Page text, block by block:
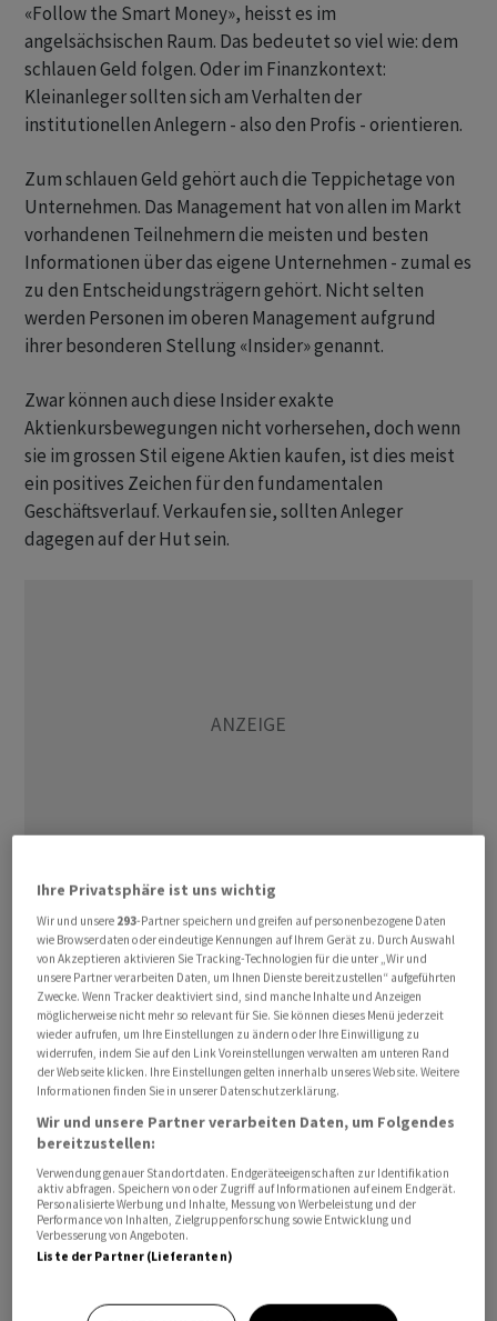
«Follow the Smart Money», heisst es im
angelsächsischen Raum. Das bedeutet so viel wie: dem
schlauen Geld folgen. Oder im Finanzkontext:
Kleinanleger sollten sich am Verhalten der
institutionellen Anlegern - also den Profis - orientieren.
Zum schlauen Geld gehört auch die Teppichetage von
Unternehmen. Das Management hat von allen im Markt
vorhandenen Teilnehmern die meisten und besten
Informationen über das eigene Unternehmen - zumal es
zu den Entscheidungsträgern gehört. Nicht selten
werden Personen im oberen Management aufgrund
ihrer besonderen Stellung «Insider» genannt.
Zwar können auch diese Insider exakte
Aktienkursbewegungen nicht vorhersehen, doch wenn
sie im grossen Stil eigene Aktien kaufen, ist dies meist
ein positives Zeichen für den fundamentalen
Geschäftsverlauf. Verkaufen sie, sollten Anleger
dagegen auf der Hut sein.
Swatch: Eine Geschichte zweier Extreme
Die meisten Aktien von börsenkotierten Unternehmen
in der Schweiz hat das Management vonSwatch
gekauft. Laut Angaben der SIX Exchange Regulation
(SER) betrug das Volumen der Nettokäufe - also Käufe
minus Verkäufe - des Managements während der
vergangenen zwölf Monate rund 53 Millionen Franken.
Das sind fast zehnmal mehr als die Käufe beim
Zweitplatzierten.
Neun Transaktionen lassen sich seit August 2024 für den
Uhrenhersteller finden: vier Monsterkäufe im Umfang
Verkäufe im Umfang von 10’000 bis 114’000 Franken. Die
Ihre Privatsphäre ist uns wichtig
Wir und unsere 293-Partner speichern und greifen auf personenbezogene Daten
wie Browserdaten oder eindeutige Kennungen auf Ihrem Gerät zu. Durch Auswahl
von Akzeptieren aktivieren Sie Tracking-Technologien für die unter „Wir und
unsere Partner verarbeiten Daten, um Ihnen Dienste bereitzustellen“ aufgeführten
Zwecke. Wenn Tracker deaktiviert sind, sind manche Inhalte und Anzeigen
möglicherweise nicht mehr so relevant für Sie. Sie können dieses Menü jederzeit
wieder aufrufen, um Ihre Einstellungen zu ändern oder Ihre Einwilligung zu
widerrufen, indem Sie auf den Link Voreinstellungen verwalten am unteren Rand
der Webseite klicken. Ihre Einstellungen gelten innerhalb unseres Website. Weitere
Informationen finden Sie in unserer Datenschutzerklärung.
Wir und unsere Partner verarbeiten Daten, um Folgendes
bereitzustellen:
Verwendung genauer Standortdaten. Endgeräteeigenschaften zur Identifikation
aktiv abfragen. Speichern von oder Zugriff auf Informationen auf einem Endgerät.
Personalisierte Werbung und Inhalte, Messung von Werbeleistung und der
Performance von Inhalten, Zielgruppenforschung sowie Entwicklung und
Verbesserung von Angeboten.
Liste der Partner (Lieferanten)